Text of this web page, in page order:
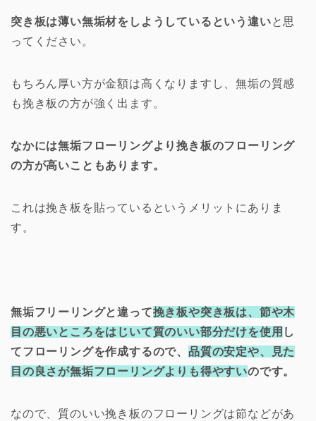
突き板は薄い無垢材をしようしているという違いと思
ってください。
もちろん厚い方が金額は高くなりますし、無垢の質感
も挽き板の方が強く出ます。
なかには無垢フローリングより挽き板のフローリング
の方が高いこともあります。
これは挽き板を貼っているというメリットにありま
す。
無垢フリーリングと違って挽き板や突き板は、節や木
目の悪いところをはじいて質のいい部分だけを使用 し
てフローリングを作成するので、 品質の安定や、見た
目の良さが無垢フローリングよりも得やすいのです。
なので、質のいい挽き板のフローリングは節などがあ